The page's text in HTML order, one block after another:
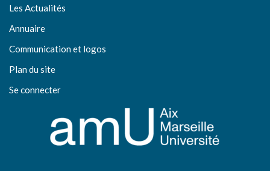
Les Actualités
Annuaire
Communication et logos
Plan du site
Se connecter